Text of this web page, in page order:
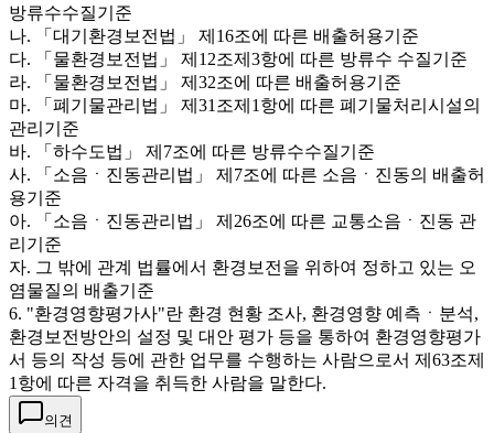
방류수수질기준
나. 「대기환경보전법」 제16조에 따른 배출허용기준
다. 「물환경보전법」 제12조제3항에 따른 방류수 수질기준
라. 「물환경보전법」 제32조에 따른 배출허용기준
마. 「폐기물관리법」 제31조제1항에 따른 폐기물처리시설의
관리기준
바. 「하수도법」 제7조에 따른 방류수수질기준
사. 「소음ㆍ진동관리법」 제7조에 따른 소음ㆍ진동의 배출허
용기준
아. 「소음ㆍ진동관리법」 제26조에 따른 교통소음ㆍ진동 관
리기준
자. 그 밖에 관계 법률에서 환경보전을 위하여 정하고 있는 오
염물질의 배출기준
6. "환경영향평가사"란 환경 현황 조사, 환경영향 예측ㆍ분석,
환경보전방안의 설정 및 대안 평가 등을 통하여 환경영향평가
서 등의 작성 등에 관한 업무를 수행하는 사람으로서 제63조제
1항에 따른 자격을 취득한 사람을 말한다.
의견